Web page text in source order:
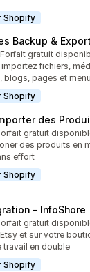
Shopify
Backup &
5
Forfait gratuit
fichiers,
blogs, pages et
Shopify
des
5 gratuit
des produits en
effort
Shopify
‑ InfoShore
5 gratuit
et sur votre
travail en double
Shopify